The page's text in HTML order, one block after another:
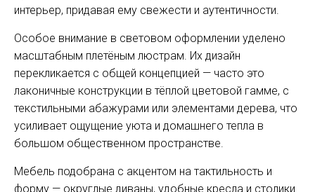
интерьер, придавая ему свежести и аутентичности.
Особое внимание в световом оформлении уделено
масштабным плетёным люстрам. Их дизайн
перекликается с общей концепцией — часто это
лаконичные конструкции в тёплой цветовой гамме, с
текстильными абажурами или элементами дерева, что
усиливает ощущение уюта и домашнего тепла в
большом общественном пространстве.
Мебель подобрана с акцентом на тактильность и
форму — округлые диваны, удобные кресла и столики